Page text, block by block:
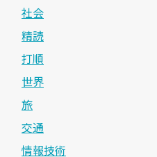
社会
精読
打順
世界
旅
交通
情報技術